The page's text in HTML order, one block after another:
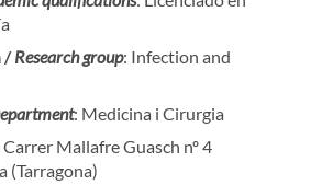
/Research group: Infection and
: Medicina i Cirurgia
Carrer Mallafre Guasch nº 4
(Tarragona)